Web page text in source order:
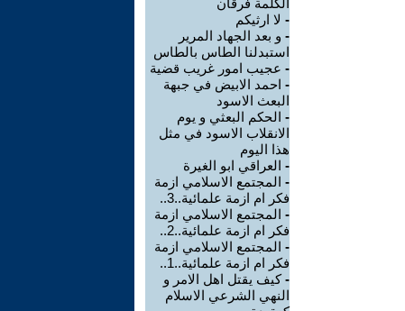
الكلمة فرقان
- لا ارثيكم
- و بعد الجهاد المرير
استبدلنا الطاس بالطاس
- عجيب امور غريب قضية
- احمد الابيض في جبهة
البعث الاسود
- الحكم البعثي و يوم
الانقلاب الاسود في مثل
هذا اليوم
- العراقي ابو الغيرة
- المجتمع الاسلامي ازمة
فكر ام ازمة علمائية..3..
- المجتمع الاسلامي ازمة
فكر ام ازمة علمائية..2..
- المجتمع الاسلامي ازمة
فكر ام ازمة علمائية..1..
-كيف يقتل اهل الامر و
النهي الشرعي الاسلام